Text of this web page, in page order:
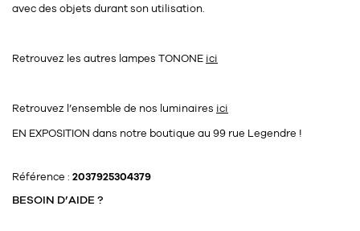
avec des objets durant son utilisation.
Retrouvez les autres lampes TONONE ici
Retrouvez l’ensemble de nos luminaires ici
EN EXPOSITION dans notre boutique au 99 rue Legendre !
Référence : 2037925304379
BESOIN D’AIDE ?